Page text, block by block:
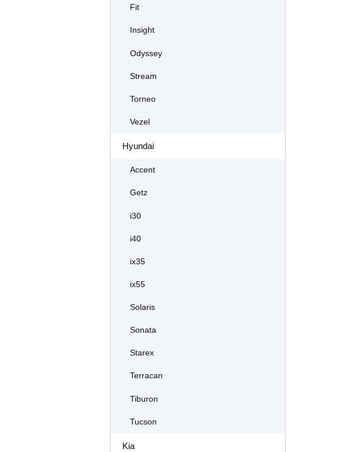
Fit
Insight
Odyssey
Stream
Torneo
Vezel
Hyundai
Accent
Getz
i30
i40
ix35
ix55
Solaris
Sonata
Starex
Terracan
Tiburon
Tucson
Kia